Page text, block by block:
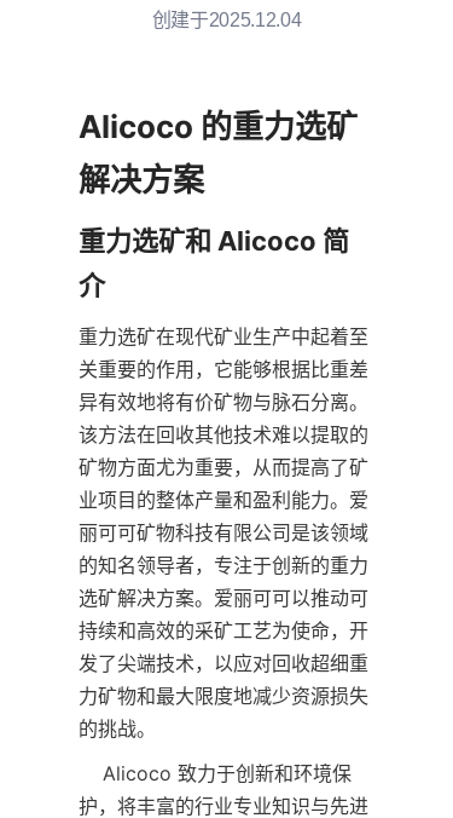
创建于2025.12.04
Alicoco 的重力选矿
重力选矿和 Alicoco 简
重力选矿在现代矿业生产中起着至
关重要的作用，它能够根据比重差
异有效地将有价矿物与脉石分离。
该方法在回收其他技术难以提取的
矿物方面尤为重要，从而提高了矿
业项目的整体产量和盈利能力。爱
丽可可矿物科技有限公司是该领域
的知名领导者，专注于创新的重力
选矿解决方案。爱丽可可以推动可
持续和高效的采矿工艺为使命，开
发了尖端技术，以应对回收超细重
力矿物和最大限度地减少资源损失
的挑战。
护，将丰富的行业专业知识与先进